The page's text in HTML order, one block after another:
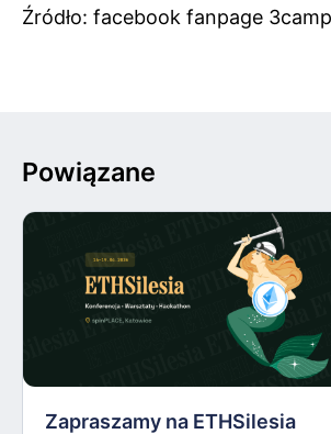
Źródło: facebook fanpage
Powiązane
Zapraszamy na ETHSilesia